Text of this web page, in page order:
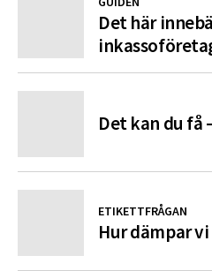
Det här
Det kan du få
ETIKETTFRÅGAN
Hur dämpar